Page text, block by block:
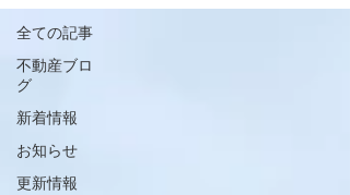
全ての記事
不動産ブロ
グ
新着情報
お知らせ
更新情報